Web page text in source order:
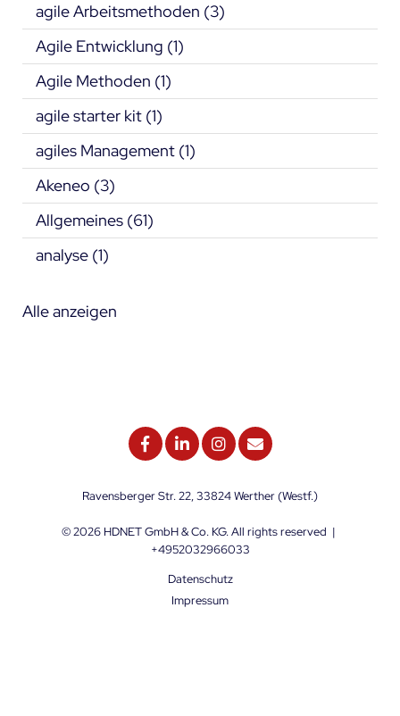
agile Arbeitsmethoden (3)
Agile Entwicklung (1)
Agile Methoden (1)
agile starter kit (1)
agiles Management (1)
Akeneo (3)
Allgemeines (61)
analyse (1)
Alle anzeigen
Ravensberger Str. 22, 33824 Werther (Westf.)
© 2026 HDNET GmbH & Co. KG. All rights reserved |
+4952032966033
Datenschutz
Impressum